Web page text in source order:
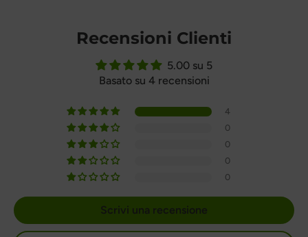
Recensioni Clienti
5.00 su 5
Basato su 4 recensioni
4
0
0
0
0
Scrivi una recensione